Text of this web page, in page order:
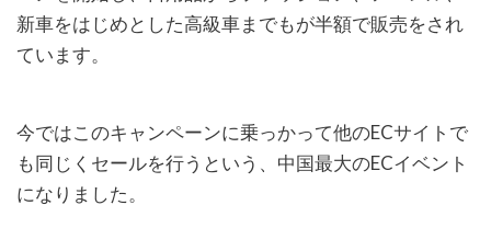
新車をはじめとした高級車までもが半額で販売をされ
ています。
今ではこのキャンペーンに乗っかって他のECサイトで
も同じくセールを行うという、中国最大のECイベント
になりました。